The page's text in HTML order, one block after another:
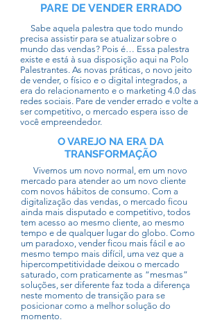
PARE DE VENDER ERRADO
Sabe aquela palestra que todo mundo
precisa assistir para se atualizar sobre o
mundo das vendas? Pois é… Essa palestra
existe e está à sua disposição aqui na Polo
Palestrantes. As novas práticas, o novo jeito
de vender, o físico e o digital integrados, a
era do relacionamento e o marketing 4.0 das
redes sociais. Pare de vender errado e volte a
ser competitivo, o mercado espera isso de
você empreendedor.
O VAREJO NA ERA DA
TRANSFORMAÇÃO
Vivemos um novo normal, em um novo
mercado para atender ao um novo cliente
com novos hábitos de consumo. Com a
digitalização das vendas, o mercado ficou
ainda mais disputado e competitivo, todos
tem acesso ao mesmo cliente, ao mesmo
tempo e de qualquer lugar do globo. Como
um paradoxo, vender ficou mais fácil e ao
mesmo tempo mais difícil, uma vez que a
hipercompetitividade deixou o mercado
saturado, com praticamente as “mesmas”
soluções, ser diferente faz toda a diferença
neste momento de transição para se
posicionar como a melhor solução do
momento.